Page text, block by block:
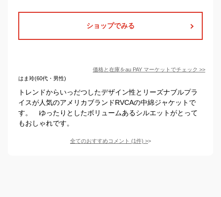
ショップでみる
価格と在庫をau PAY マーケット でチェック >>
はま玲(60代・男性)
トレンドからいっだつしたデザイン性とリーズナブルプラ
イスが人気のアメリカブランドRVCAの中綿ジャケットで
す。 ゆったりとしたボリュームあるシルエットがとって
もおしゃれです。
全てのおすすめコメント (1件) >